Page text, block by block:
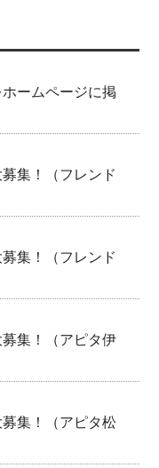
ームページに掲
集！（フレンド
集！（フレンド
募集！（アピタ伊
募集！（アピタ松